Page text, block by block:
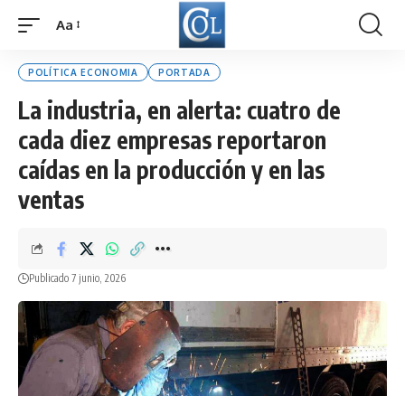
Font
Aa
POLÍTICA ECONOMIA PORTADA
La industria, en alerta: cuatro de
cada diez empresas reportaron
caídas en la producción y en las
ventas
Publicado 7 junio, 2026